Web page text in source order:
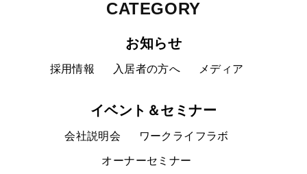
CATEGORY
お知らせ
採用情報 入居者の方へ メディア
イベント＆セミナー
会社説明会 ワークライフラボ
オーナーセミナー